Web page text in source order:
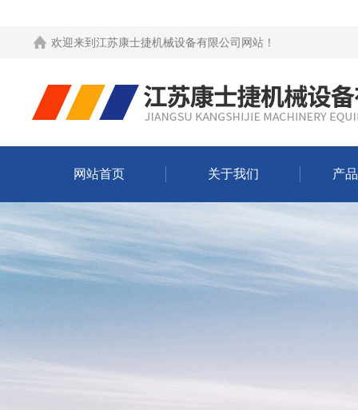
欢迎来到 江苏康士捷机械设备有限公司网站 ！
网站首页 关于我们 产